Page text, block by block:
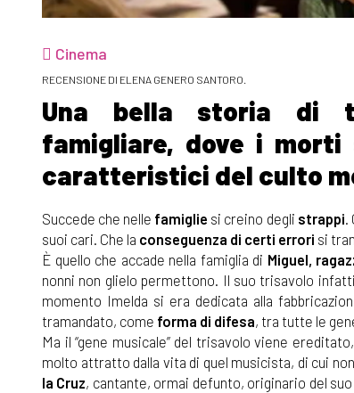
Cinema
RECENSIONE DI ELENA GENERO SANTORO.
Una bella storia di
famigliare, dove i
caratteristici del culto
Succede che nelle famiglie si creino degli strappi.
suoi cari. Che la conseguenza di certi errori si
È quello che accade nella famiglia di Miguel,
nonni non glielo permettono. Il suo trisavolo
momento Imelda si era dedicata alla
tramandato, come forma di difesa, tra tutte le
Ma il “gene musicale” del trisavolo viene
molto attratto dalla vita di quel musicista, di cui
la Cruz, cantante, ormai defunto, originario del